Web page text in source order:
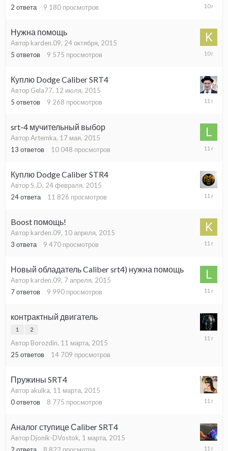
2 ответа 9 180 просмотров
Нужна помощь
Автор karden.09, 24 октября, 2015
5 ответов 9 575 просмотров
31
Куплю Dodge Caliber SRT4
Автор Gela77, 12 июля, 2015
5 ответов 9 268 просмотров
13
srt-4 мучительный выбор
Автор Artemka, 17 мая, 2015
13 ответов 10 048 просмотров
22
Куплю Dodge Caliber STR4
Автор S..D, 24 февраля, 2015
24ответа 11 826 просмотров
14
Boost помощь!
Автор karden.09, 10 апреля, 2015
3 ответа 9 470 просмотров
10
Новый обладатель Caliber srt4) нужна помощь
Автор karden.09, 7 апреля, 2015
7ответов 9 990 просмотров
контрактный двигатель
1 2
Автор Borozdin, 11 марта, 2015
25 ответов 14 709 просмотров
11
Пружины SRT4
Автор akulka, 11 марта, 2015
0ответов 8 775 просмотров
11
Аналог ступице Сaliber SRT4
Автор Djonik-DVostok, 1 марта, 2015
2 ответа 8 822 просмотра